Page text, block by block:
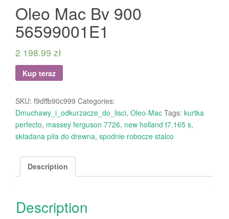
Oleo Mac Bv 900
56599001E1
2 198.99 zł
Kup teraz
SKU: f9dffb90c999 Categories:
Dmuchawy_i_odkurzacze_do_lisci, Oleo-Mac Tags: kurtka
perfecto, massey ferguson 7726, new holland t7.165 s,
składana piła do drewna, spodnie robocze stalco
Description
Description